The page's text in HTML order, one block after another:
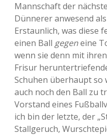
Mannschaft der
Dünnerer anwesend
Erstaunlich, was diese
einen Ball gegeneine
wenn sie denn mit
Frisur
Schuhen überhaupt so
auch noch den Ball zu
Vorstand eines
ich bin der letzte, der
Stallgeruch,